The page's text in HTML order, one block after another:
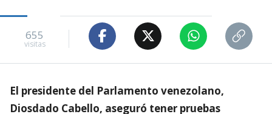
655
visitas
El presidente del Parlamento venezolano,
Diosdado Cabello, aseguró tener pruebas